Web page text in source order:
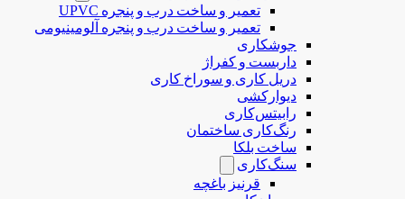
تعمیر و ساخت درب و پنجره UPVC
تعمیر و ساخت درب و پنجره آلومینیومی
جوشکاری
داربست و کفراژ
دریل کاری و سوراخ کاری
دیوارکشی
رابیتس‌کاری
رنگ‌کاری ساختمان
ساخت بلکا
سنگ‌کاری
قرنیز باغچه